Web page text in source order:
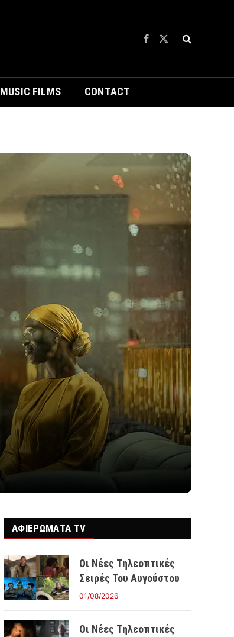
Facebook
X
MUSIC FILMS CONTACT
ΑΦΙΕΡΩΜΑΤΑ TV
Οι Νέες Τηλεοπτικές
Σειρές Του Αυγούστου
01/08/2026
Οι Νέες Τηλεοπτικές